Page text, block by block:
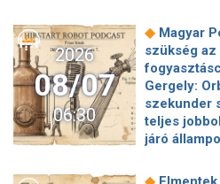
hírszerzés
belül
tagállamot
cége
segítségét
2026
08/07
06:30
◆ Magyar
szükség
Gergely:
szekunder
teljes
járó
Donald